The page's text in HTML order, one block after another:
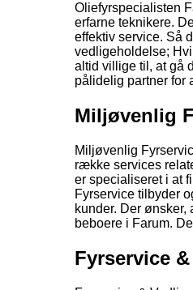
Oliefyrspecialisten
erfarne teknikere.
effektiv service. Så
vedligeholdelse;
altid villige til, at gå
pålidelig partner for
Miljøvenlig
Miljøvenlig
række services
er specialiseret i at
Fyrservice tilbyder
kunder. Der
beboere i Farum.
Fyrservice